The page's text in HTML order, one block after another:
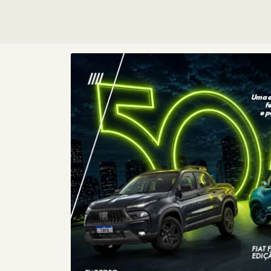
Consórcio
Fiat
Com o Consórcio Fiat, você pode
conquistar seu carro zero com
planos sem entrada e parcelas
sem juros, além de toda a
confiança que a Fiat oferece.
+